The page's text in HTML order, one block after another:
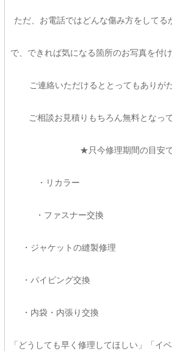
ただ、お電話ではどんな傷み方をしてる
で、できれば気になる箇所のお写真を付
ご連絡いただけるととってもありが
ご相談お見積りもちろん無料となっ
★只今修理期間の目安
・リカラー
・ファスナー交換
・ジャケットの縫製修理 1
・パイピング交換 1ヶ
・内袋・内張り交換 1
「どうしても早く修理してほしい」「イ